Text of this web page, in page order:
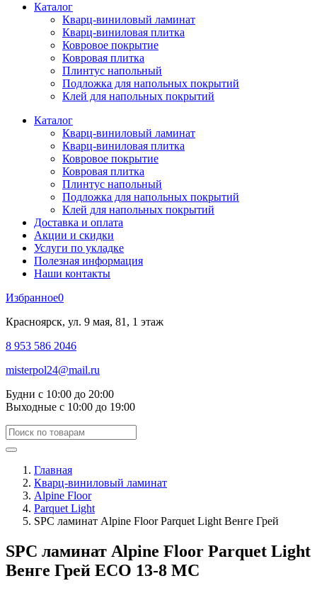
Каталог
Кварц-виниловый ламинат
Кварц-виниловая плитка
Ковровое покрытие
Ковровая плитка
Плинтус напольный
Подложка для напольных покрытий
Клей для напольных покрытий
Каталог
Кварц-виниловый ламинат
Кварц-виниловая плитка
Ковровое покрытие
Ковровая плитка
Плинтус напольный
Подложка для напольных покрытий
Клей для напольных покрытий
Доставка и оплата
Акции и скидки
Услуги по укладке
Полезная информация
Наши контакты
Избранное0
Красноярск, ул. 9 мая, 81, 1 этаж
8 953 586 2046
misterpol24@mail.ru
Будни с 10:00 до 20:00
Выходные с 10:00 до 19:00
Главная
Кварц-виниловый ламинат
Alpine Floor
Parquet Light
SPC ламинат Alpine Floor Parquet Light Венге Грей
SPC ламинат Alpine Floor Parquet Light
Венге Грей ЕСО 13-8 MC